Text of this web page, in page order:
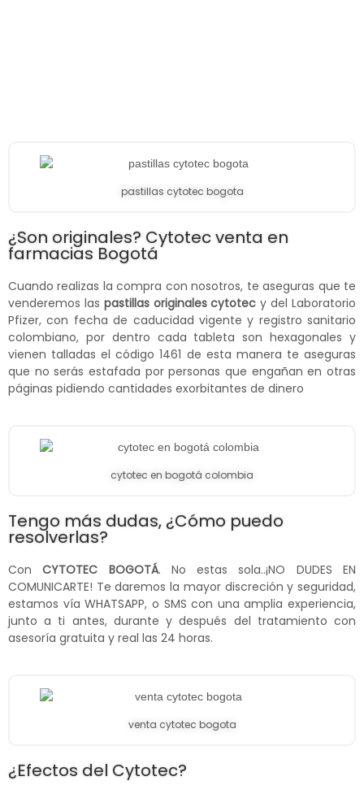
pastillas cytotec bogota
¿Son originales? Cytotec venta en
farmacias Bogotá
Cuando realizas la compra con nosotros, te aseguras que te
venderemos las pastillas originales cytotec y del Laboratorio
Pfizer, con fecha de caducidad vigente y registro sanitario
colombiano, por dentro cada tableta son hexagonales y
vienen talladas el código 1461 de esta manera te aseguras
que no serás estafada por personas que engañan en otras
páginas pidiendo cantidades exorbitantes de dinero
cytotec en bogotá colombia
Tengo más dudas, ¿Cómo puedo
resolverlas?
ConCYTOTEC BOGOTÁ. No estas sola..¡NO DUDES EN
COMUNICARTE! Te daremos la mayor discreción y seguridad,
estamos vía WHATSAPP, o SMS con una amplia experiencia,
junto a ti antes, durante y después del tratamiento con
asesoría gratuita y real las 24 horas.
venta cytotec bogota
¿Efectos del Cytotec?